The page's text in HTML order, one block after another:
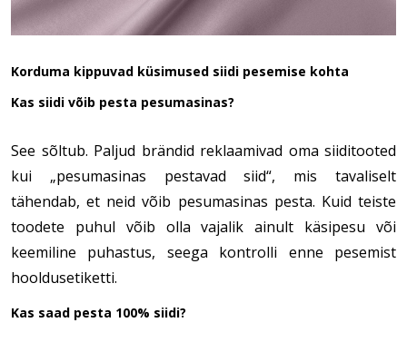
Korduma kippuvad küsimused siidi pesemise kohta
Kas siidi võib pesta pesumasinas?
See sõltub. Paljud brändid reklaamivad oma siiditooted
kui „pesumasinas pestavad siid“, mis tavaliselt
tähendab, et neid võib pesumasinas pesta. Kuid teiste
toodete puhul võib olla vajalik ainult käsipesu või
keemiline puhastus, seega kontrolli enne pesemist
hooldusetiketti.
Kas saad pesta 100% siidi?